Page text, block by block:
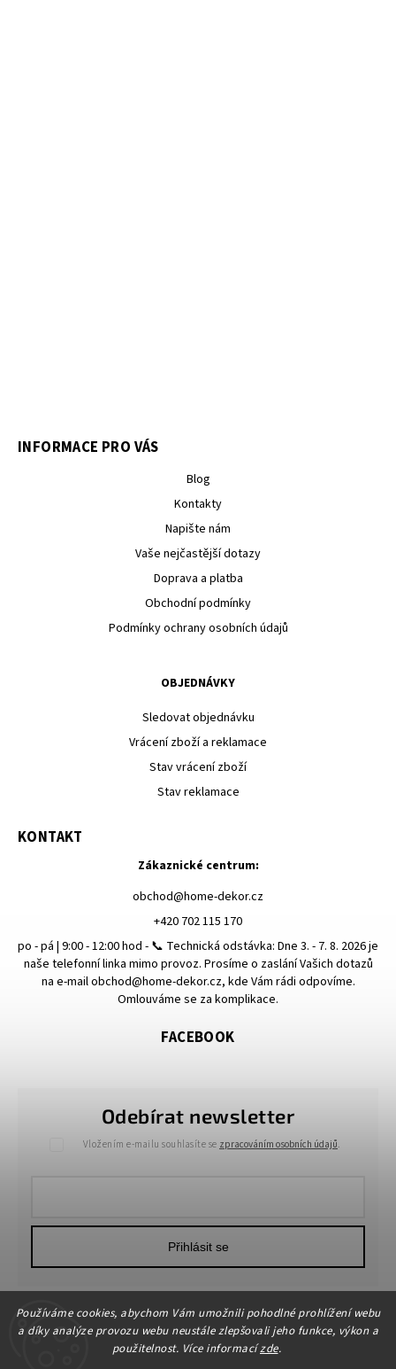
Používáme cookies, abychom Vám umožnili pohodlné prohlížení webu
a díky analýze provozu webu neustále zlepšovali jeho funkce, výkon a
použitelnost. Více informacízde.
INFORMACE PRO VÁS
Blog
Kontakty
Napište nám
Vaše nejčastější dotazy
Doprava a platba
Obchodní podmínky
Podmínky ochrany osobních údajů
OBJEDNÁVKY
Sledovat objednávku
Vrácení zboží a reklamace
Stav vrácení zboží
Stav reklamace
Odebírat newsletter
Vložením e-mailu souhlasíte se zpracováním osobních údajů.
Přihlásit se
KONTAKT
Zákaznické centrum:
obchod@home-dekor.cz
+420 702 115 170
po - pá | 9:00 - 12:00 hod - 📞 Technická odstávka: Dne 3. - 7. 8. 2026 je
naše telefonní linka mimo provoz. Prosíme o zaslání Vašich dotazů
na e-mail obchod@home-dekor.cz, kde Vám rádi odpovíme.
Omlouváme se za komplikace.
FACEBOOK